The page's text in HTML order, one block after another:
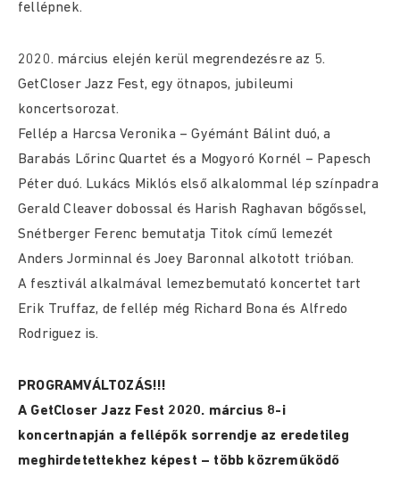
fellépnek.
2020. március elején kerül megrendezésre az 5.
GetCloser Jazz Fest, egy ötnapos, jubileumi
koncertsorozat.
Fellép a Harcsa Veronika – Gyémánt Bálint duó, a
Barabás Lőrinc Quartet és a Mogyoró Kornél – Papesch
Péter duó. Lukács Miklós első alkalommal lép színpadra
Gerald Cleaver dobossal és Harish Raghavan bőgőssel,
Snétberger Ferenc bemutatja Titok című lemezét
Anders Jorminnal és Joey Baronnal alkotott trióban.
A fesztivál alkalmával lemezbemutató koncertet tart
Erik Truffaz, de fellép még Richard Bona és Alfredo
Rodriguez is.
PROGRAMVÁLTOZÁS!!!
A GetCloser Jazz Fest 2020. március 8-i
koncertnapján a fellépők sorrendje az eredetileg
meghirdetettekhez képest – több közreműködő